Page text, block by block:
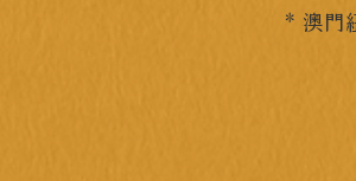
* 澳門